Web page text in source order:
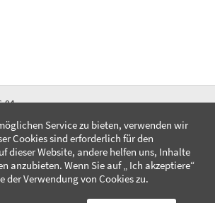
04
Service zu bieten, verwenden wir
Cookies sind erforderlich für den
dieser Website, andere helfen uns, Inhalte
anzubieten. Wenn Sie auf „ Ich akzeptiere“
der Verwendung von Cookies zu.